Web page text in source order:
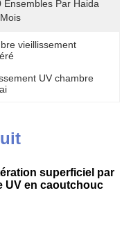
Ensembles Par Haida
vieillissement
UV chambre
superficiel par
UV en caoutchouc